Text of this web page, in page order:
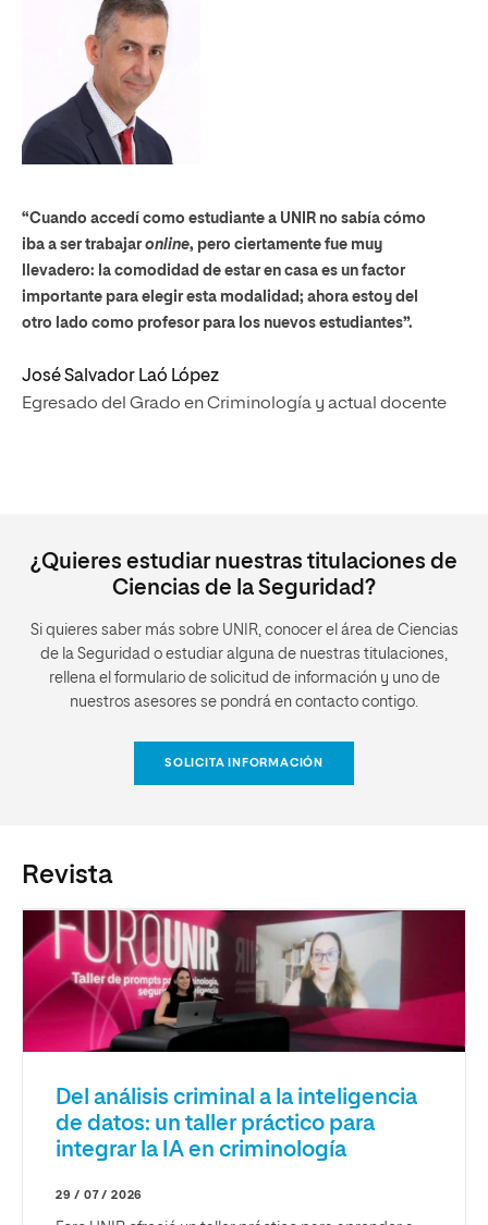
“Cuando accedí como estudiante a UNIR no sabía cómo
iba a ser trabajaronline, pero ciertamente fue muy
llevadero: la comodidad de estar en casa es un factor
importante para elegir esta modalidad; ahora estoy del
otro lado como profesor para los nuevos estudiantes”.
José Salvador Laó López
Egresado del Grado en Criminología y actual docente
¿Quieres estudiar nuestras titulaciones de
Ciencias de la Seguridad?
Si quieres saber más sobre UNIR, conocer el área de Ciencias
de la Seguridad o estudiar alguna de nuestras titulaciones,
rellena el formulario de solicitud de información y uno de
nuestros asesores se pondrá en contacto contigo.
SOLICITA INFORMACIÓN
Revista
Del análisis criminal a la inteligencia
de datos: un taller práctico para
integrar la IA en criminología
29 / 07 / 2026